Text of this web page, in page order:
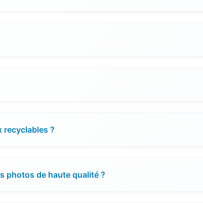
recyclables ?
photos de haute qualité ?